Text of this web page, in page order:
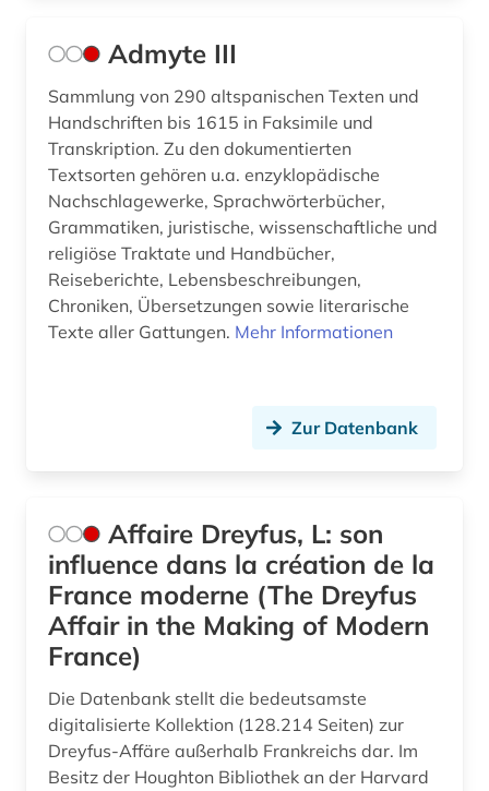
dolmetschen (1)
dresden (2)
dreyfus-affäre (1)
drittes reich (2)
druckwerk (7)
einsprachiges wörterbuch (1)
elektronische bibliothek (1)
elektronische zeitschrift (8)
elektronisches buch (21)
Admyte III
Sammlung von 290 altspanischen Texten und
Handschriften bis 1615 in Faksimile und
Transkription. Zu den dokumentierten
Textsorten gehören u.a. enzyklopädische
Nachschlagewerke, Sprachwörterbücher,
Grammatiken, juristische, wissenschaftliche und
religiöse Traktate und Handbücher,
Reiseberichte, Lebensbeschreibungen,
Chroniken, Übersetzungen sowie literarische
Texte aller Gattungen. Mehr Informationen
Zur Datenbank
Affaire Dreyfus, L: son
influence dans la création de la
France moderne (The Dreyfus
Affair in the Making of Modern
France)
Die Datenbank stellt die bedeutsamste
digitalisierte Kollektion (128.214 Seiten) zur
Dreyfus-Affäre außerhalb Frankreichs dar. Im
Besitz der Houghton Bibliothek an der Harvard